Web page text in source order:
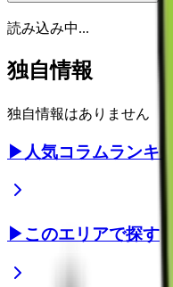
読み込み中...
独自情報
独自情報はありません
▶ 人気コラムランキン
▶このエリアで探す